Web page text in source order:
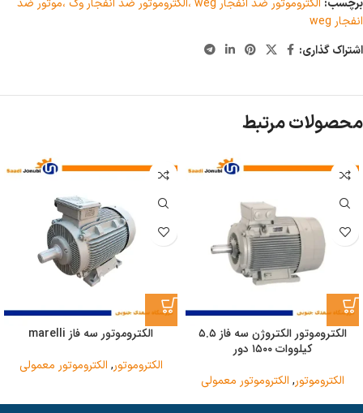
برچسب:
الکتروموتور ضد انفجار weg ،الکتروموتور ضد انفجار وگ ،موتور ضد
انفجار weg
اشتراک گذاری:
محصولات مرتبط
الکتروموتور الکتروژن سه فاز ۵.۵
کیلووات ۱۵۰۰ دور
الکتروموتور, الکتروموتور معمولی
الکتروموتور سه فاز marelli
الکتروموتور, الکتروموتور معمولی